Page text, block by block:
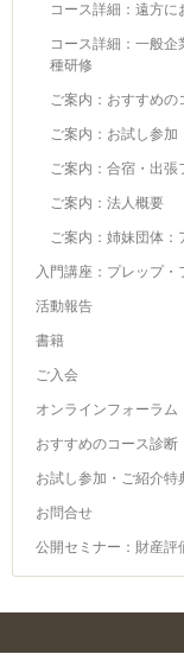
コース詳細：遠方
コース詳細：一般
種研修
ご案内：おすすめの
ご案内：お試し参加
ご案内：合宿・出張
ご案内：法人概要
ご案内：姉妹団体
入門講座：プレップ・
活動報告
書籍
ご入会
オンラインフォーラム
おすすめのコース診断
お試し参加・ご紹介特
お問合せ
公開セミナー：財産評